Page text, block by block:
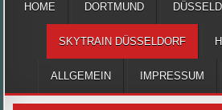
HOME DORTMUND
SKYTRAIN DÜSSELDORF
ALLGEMEIN IMPRESSUM